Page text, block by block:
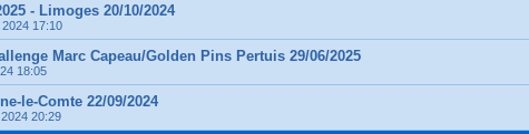
- Limoges 20/10/2024
17:10
Marc Capeau/Golden Pins Pertuis 29/06/2025
18:05
le-Comte 22/09/2024
20:29